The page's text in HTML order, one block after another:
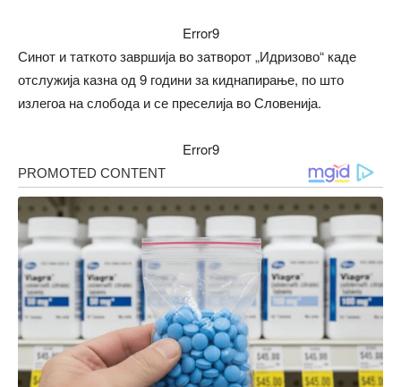
Error9
Синот и таткото завршија во затворот „Идризово“ каде
отслужија казна од 9 години за киднапирање, по што
излегоа на слобода и се преселија во Словенија.
Error9